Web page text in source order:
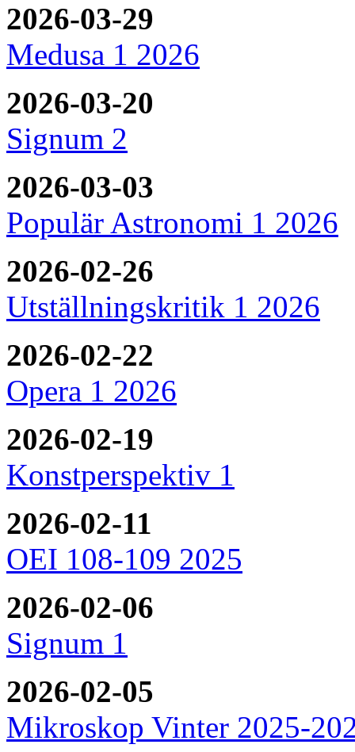
2026-03-29
Medusa 1 2026
2026-03-20
Signum 2
2026-03-03
Populär Astronomi 1 2026
2026-02-26
Utställningskritik 1 2026
2026-02-22
Opera 1 2026
2026-02-19
Konstperspektiv 1
2026-02-11
OEI 108-109 2025
2026-02-06
Signum 1
2026-02-05
Mikroskop Vinter 2025-